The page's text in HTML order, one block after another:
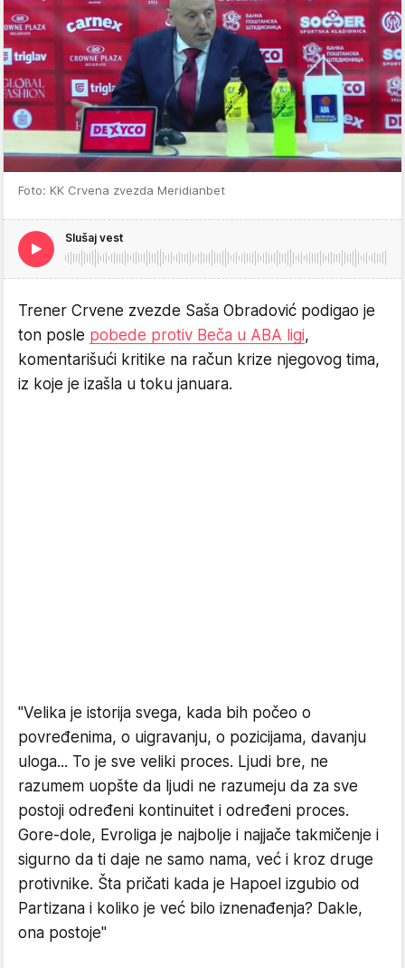
Foto: KK Crvena zvezda Meridianbet
Slušaj vest
Trener Crvene zvezde Saša Obradović podigao je
ton posle pobede protiv Beča u ABA ligi,
komentarišući kritike na račun krize njegovog tima,
iz koje je izašla u toku januara.
"Velika je istorija svega, kada bih počeo o
povređenima, o uigravanju, o pozicijama, davanju
uloga... To je sve veliki proces. Ljudi bre, ne
razumem uopšte da ljudi ne razumeju da za sve
postoji određeni kontinuitet i određeni proces.
Gore-dole, Evroliga je najbolje i najjače takmičenje i
sigurno da ti daje ne samo nama, već i kroz druge
protivnike. Šta pričati kada je Hapoel izgubio od
Partizana i koliko je već bilo iznenađenja? Dakle,
ona postoje"